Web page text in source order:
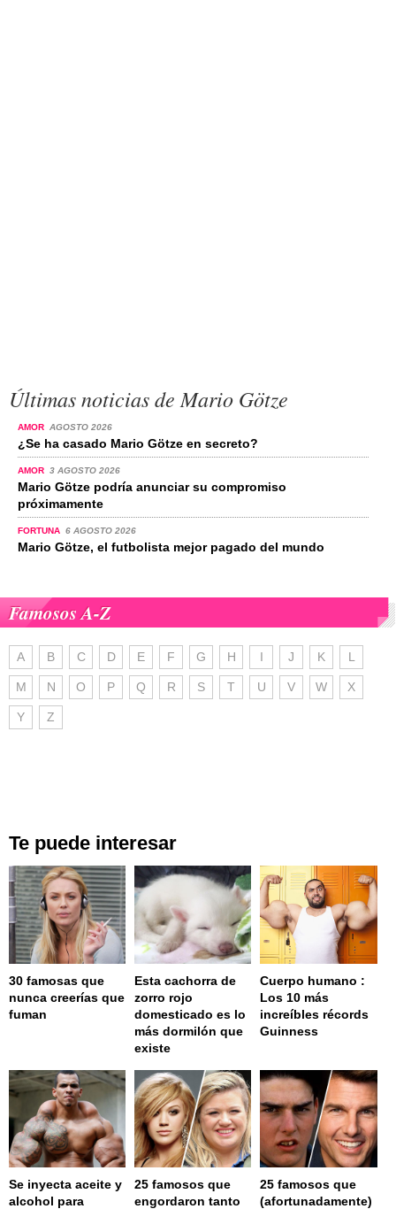
Últimas noticias de Mario Götze
AMOR AGOSTO 2026
¿Se ha casado Mario Götze en secreto?
AMOR 3 AGOSTO 2026
Mario Götze podría anunciar su compromiso
próximamente
FORTUNA 6 AGOSTO 2026
Mario Götze, el futbolista mejor pagado del mundo
Famosos A-Z
A B C D E F G H I J K L
M N O P Q R S T U V W X
Y Z
Te puede interesar
30 famosas que
nunca creerías que
fuman
Esta cachorra de
zorro rojo
domesticado es lo
más dormilón que
existe
Cuerpo humano :
Los 10 más
increíbles récords
Guinness
Se inyecta aceite y
alcohol para
25 famosos que
engordaron tanto
25 famosos que
(afortunadamente)